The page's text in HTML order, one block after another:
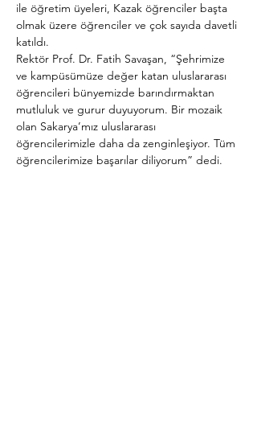
ile öğretim üyeleri, Kazak öğrenciler başta
olmak üzere öğrenciler ve çok sayıda davetli
katıldı.
Rektör Prof. Dr. Fatih Savaşan, “Şehrimize
ve kampüsümüze değer katan uluslararası
öğrencileri bünyemizde barındırmaktan
mutluluk ve gurur duyuyorum. Bir mozaik
olan Sakarya’mız uluslararası
öğrencilerimizle daha da zenginleşiyor. Tüm
öğrencilerimize başarılar diliyorum” dedi.